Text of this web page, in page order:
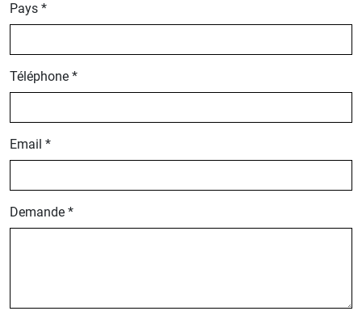
Pays *
Téléphone *
Email *
Demande *